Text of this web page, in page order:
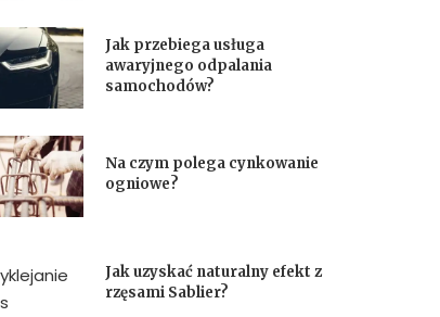
Jak przebiega usługa
awaryjnego odpalania
samochodów?
Na czym polega cynkowanie
ogniowe?
Jak uzyskać naturalny efekt z
rzęsami Sablier?